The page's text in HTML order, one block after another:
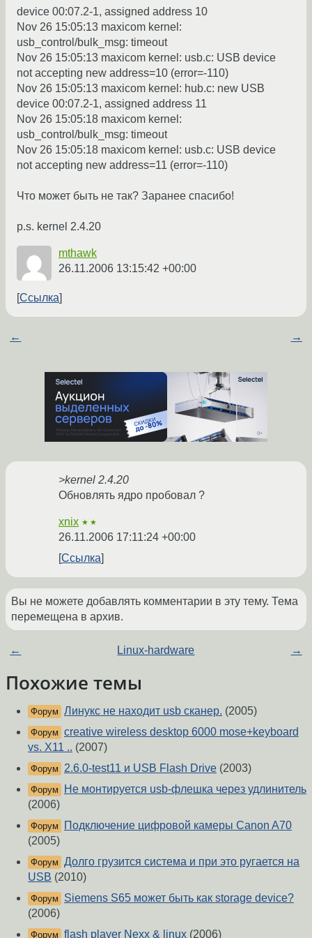
device 00:07.2-1, assigned address 10
Nov 26 15:05:13 maxicom kernel:
usb_control/bulk_msg: timeout
Nov 26 15:05:13 maxicom kernel: usb.c: USB device
not accepting new address=10 (error=-110)
Nov 26 15:05:13 maxicom kernel: hub.c: new USB
device 00:07.2-1, assigned address 11
Nov 26 15:05:18 maxicom kernel:
usb_control/bulk_msg: timeout
Nov 26 15:05:18 maxicom kernel: usb.c: USB device
not accepting new address=11 (error=-110)
Что может быть не так? Заранее спасибо!
p.s. kernel 2.4.20
mthawk
26.11.2006 13:15:42 +00:00
Ссылка
← →
>kernel 2.4.20
Обновлять ядро пробовал ?
xnix ★★
26.11.2006 17:11:24 +00:00
Ссылка
Вы не можете добавлять комментарии в эту тему. Тема
перемещена в архив.
← Linux-hardware →
Похожие темы
Форум Линукс не находит usb сканер. (2005)
Форум creative wireless desktop 6000 mose+keyboard
vs. X11 .. (2007)
Форум 2.6.0-test11 и USB Flash Drive (2003)
Форум
Не монтируется usb-флешка через удлинитель
(2006)
Форум
Подключение цифровой камеры Canon A70
(2005)
Форум Долго грузится система и при это ругается на
USB (2010)
Форум
Siemens S65 может быть как storage device?
(2006)
Форум flash player Nexx & linux (2006)